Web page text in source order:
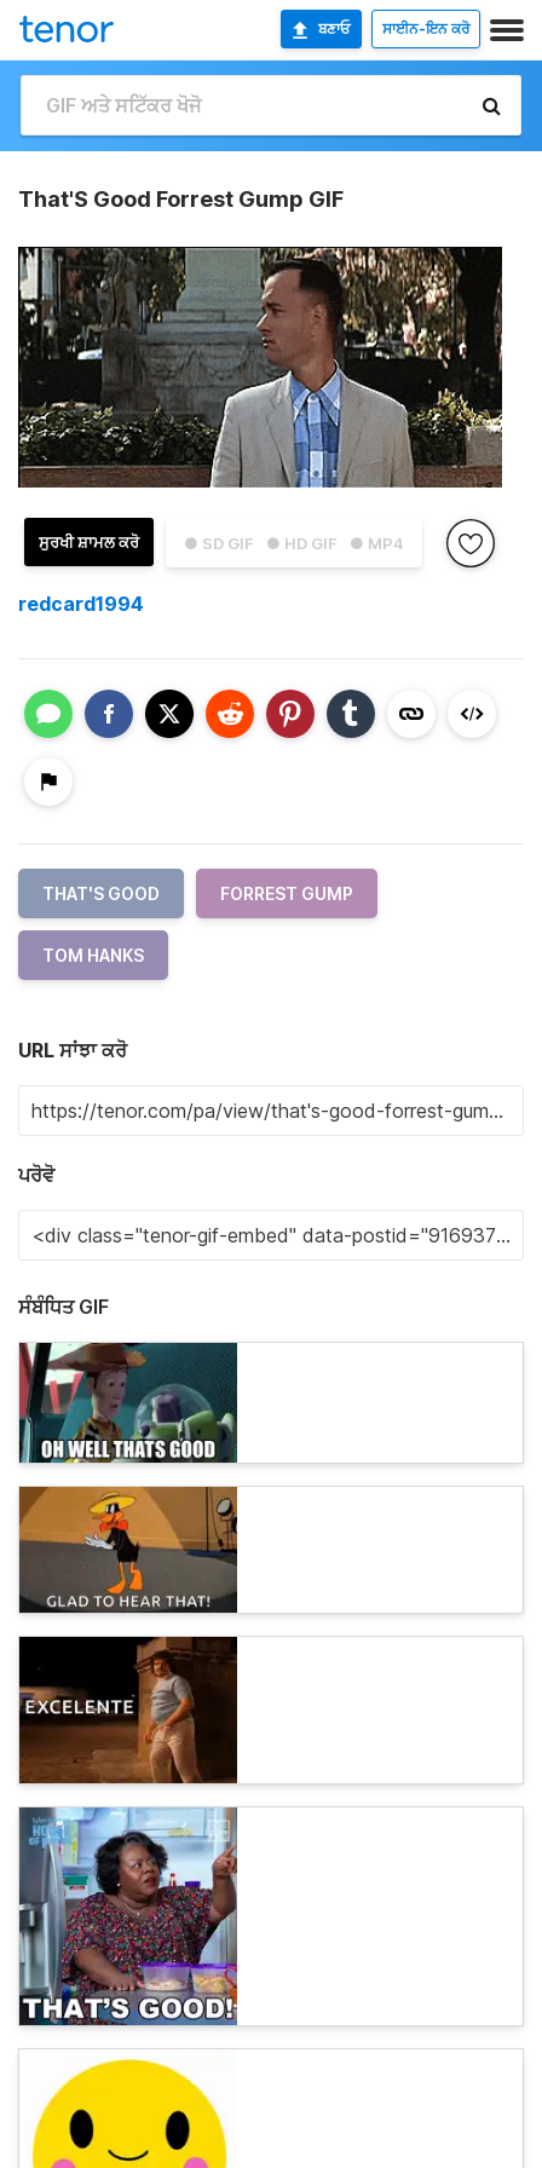
ਬਣਾਓ ਸਾਈਨ-ਇਨ ਕਰੋ
That'S Good Forrest Gump GIF
● SD GIF ● HD GIF ● MP4
ਸੁਰਖੀ ਸ਼ਾਮਲ ਕਰੋ
redcard1994
THAT'S GOOD FORREST GUMP
TOM HANKS
URL ਸਾਂਝਾ ਕਰੋ
ਪਰੋਵੋ
ਸੰਬੰਧਿਤ GIF